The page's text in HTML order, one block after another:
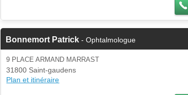
Bonnemort Patrick - Ophtalmologue
9 PLACE ARMAND MARRAST
31800 Saint-gaudens
Plan et itinéraire